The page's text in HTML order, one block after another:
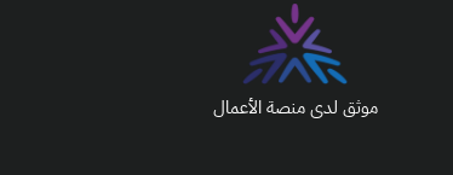
موثق لدى منصة الأعمال